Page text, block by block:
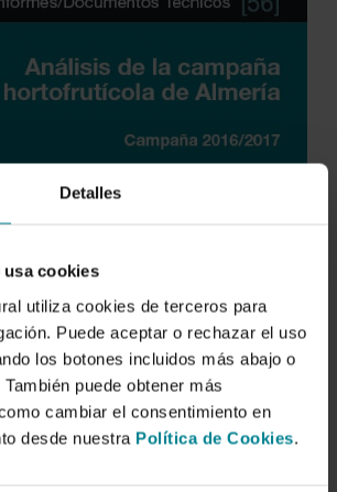
Detalles
usa cookies
utiliza cookies de terceros para
Puede aceptar o rechazar el uso
los botones incluidos más abajo o
También puede obtener más
cambiar el consentimiento en
desde nuestra Política de Cookies.
la campaña